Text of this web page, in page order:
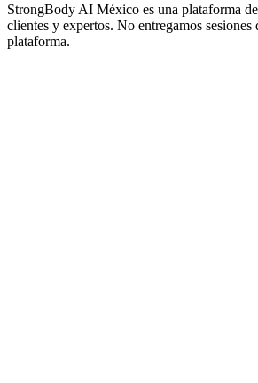
StrongBody AI México es una plataforma
clientes y expertos. No entregamos sesiones
plataforma.